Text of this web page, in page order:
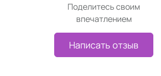
Поделитесь своим
впечатлением
Написать отзыв